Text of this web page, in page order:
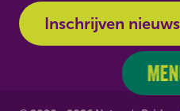
Inschrijven